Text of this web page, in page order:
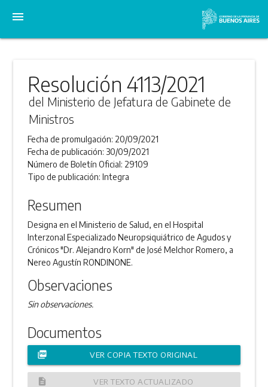
menu
Resolución 4113/2021
del Ministerio de Jefatura de Gabinete de
Ministros
Fecha de promulgación: 20/09/2021
Fecha de publicación: 30/09/2021
Número de Boletín Oficial: 29109
Tipo de publicación:Integra
Resumen
Designa en el Ministerio de Salud, en el Hospital
Interzonal Especializado Neuropsiquiátrico de Agudos y
Crónicos "Dr. Alejandro Korn" de José Melchor Romero, a
Nereo Agustín RONDINONE.
Observaciones
Sin observaciones.
Documentos
picture_as_pdf VER COPIA TEXTO ORIGINAL
description VER TEXTO ACTUALIZADO